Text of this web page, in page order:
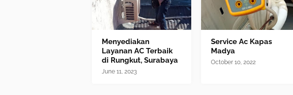
Menyediakan
Layanan AC Terbaik
di Rungkut, Surabaya
June 11, 2023
Service Ac Kapas
Madya
October 10, 2022